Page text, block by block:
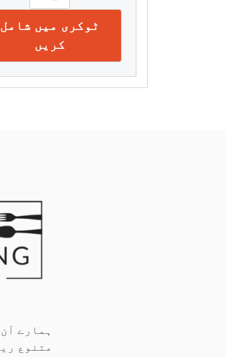
ٹوکری میں شامل
کریں
ہمارے
متنوع